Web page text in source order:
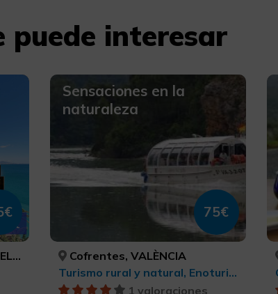
puede interesar
Sensaciones en la
naturaleza
75€
Cofrentes, VALÈNCIA
Turismo rural y natural, Enoturismo
1 valoraciones